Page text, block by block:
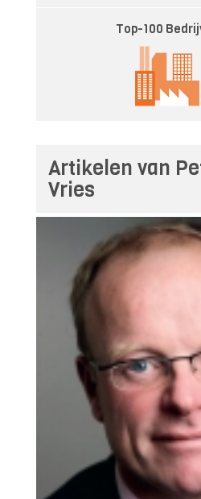
Top-100
Artikelen van
Vries